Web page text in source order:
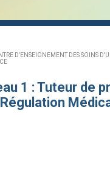
D'ENSEIGNEMENT DES SOINS
1 : Tuteur de